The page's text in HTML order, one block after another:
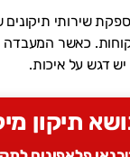
שירותי תיקונים
כאשר המעבדה
דגש על איכות.
תיקון